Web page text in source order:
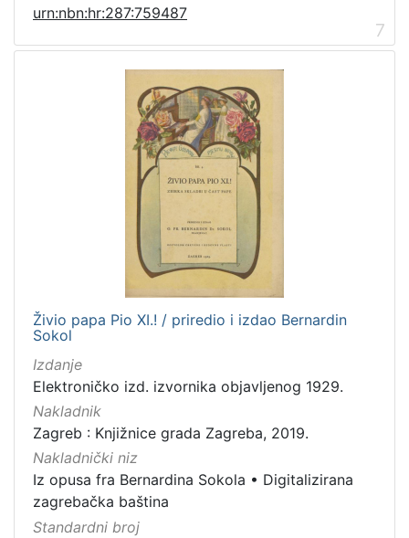
urn:nbn:hr:287:759487
7
Živio papa Pio XI.! / priredio i izdao Bernardin
Sokol
Izdanje
Elektroničko izd. izvornika objavljenog 1929.
Nakladnik
Zagreb : Knjižnice grada Zagreba, 2019.
Nakladnički niz
Iz opusa fra Bernardina Sokola • Digitalizirana
zagrebačka baština
Standardni broj